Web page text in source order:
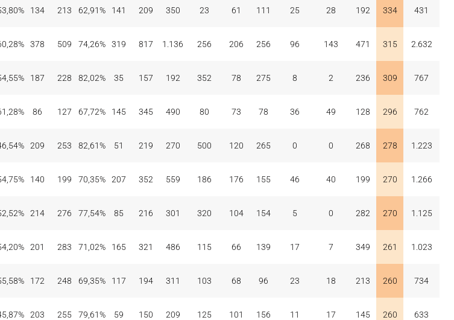
134 213 62,91% 141 209 350 23 61 111 25 28 192 334 431
378 509 74,26% 319 817 1.136 256 206 256 96 143 471 315 2.632
187 228 82,02% 35 157 192 352 78 275 8 2 236 309 767
86 127 67,72% 145 345 490 80 73 78 36 49 128 296 762
209 253 82,61% 51 219 270 500 120 265 0 0 268 278 1.223
140 199 70,35% 207 352 559 186 176 155 46 40 199 270 1.266
214 276 77,54% 85 216 301 320 104 154 5 0 282 270 1.125
201 283 71,02% 165 321 486 115 66 139 17 7 349 261 1.023
172 248 69,35% 117 194 311 103 68 96 23 18 213 260 734
203 255 79,61% 59 150 209 125 101 156 11 17 145 260 633